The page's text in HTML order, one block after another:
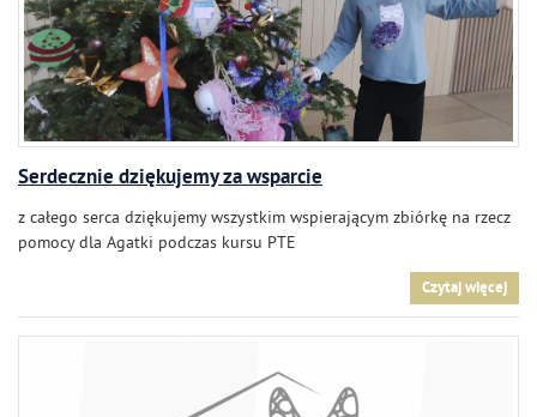
Serdecznie dziękujemy za wsparcie
z całego serca dziękujemy wszystkim wspierającym zbiórkę na rzecz
pomocy dla Agatki podczas kursu PTE
Czytaj więcej